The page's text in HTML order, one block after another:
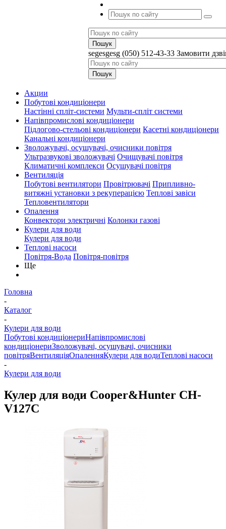
segesgesg (050) 512-43-33 Замовити
Акции
Побутові кондиціонери
Настінні спліт-системи Мульти-спліт системи
Напівпромислові кондиціонери
Підлогово-стельові кондиціонери Касетні кондиціонери
Канальні кондиціонери
Зволожувачі, осушувачі, очисники повітря
Ультразвукові зволожувачі Очищувачі повітря
Климатичні комплекси Осушувачі повітря
Вентиляція
Побутові вентилятори Провітрювачі Припливно-
витяжні установки з рекуперацією Теплові завіси
Тепловентилятори
Опалення
Конвектори электричні Колонки газові
Кулери для води
Кулери для води
Теплові насоси
Повітря-Вода Повітря-повітря
Ще
Головна
-
Каталог
-
Кулери для води
Побутові кондиціонериНапівпромислові
кондиціонериЗволожувачі, осушувачі, очисники
повітряВентиляціяОпаленняКулери для водиТеплові насоси
-
Кулери для води
Кулер для води Cooper&Hunter CH-
V127C